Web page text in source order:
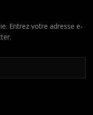
Entrez votre adresse e-